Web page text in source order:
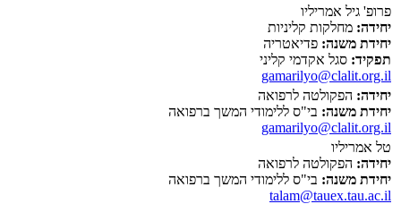
פרופ' גיל אמריליו
יחידה: מחלקות קליניות
יחידת משנה: פדיאטריה
תפקיד: סגל אקדמי קליני
gamarilyo@clalit.org.il
יחידה: הפקולטה לרפואה
יחידת משנה: בי"ס ללימודי המשך ברפואה
gamarilyo@clalit.org.il
טל אמריליו
יחידה: הפקולטה לרפואה
יחידת משנה: בי"ס ללימודי המשך ברפואה
talam@tauex.tau.ac.il